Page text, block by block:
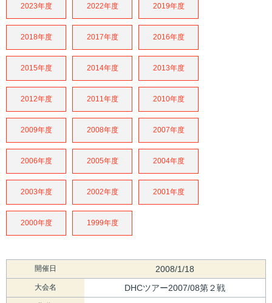
2023年度 2022年度 2019年度
2018年度 2017年度 2016年度
2015年度 2014年度 2013年度
2012年度 2011年度 2010年度
2009年度 2008年度 2007年度
2006年度 2005年度 2004年度
2003年度 2002年度 2001年度
2000年度 1999年度
開催日 2008/1/18
大会名 DHCツアー2007/08第２戦